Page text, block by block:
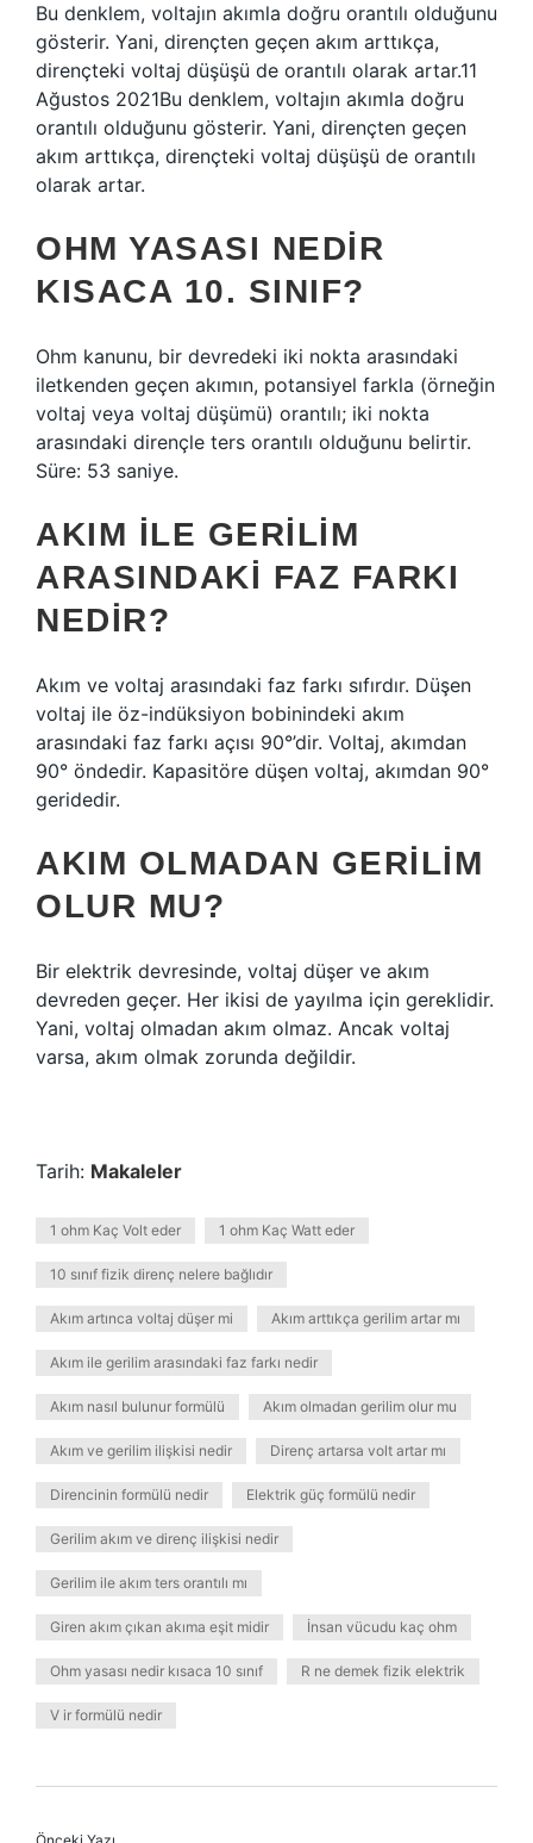
Bu denklem, voltajın akımla doğru orantılı olduğunu
gösterir. Yani, dirençten geçen akım arttıkça,
dirençteki voltaj düşüşü de orantılı olarak artar.11
Ağustos 2021Bu denklem, voltajın akımla doğru
orantılı olduğunu gösterir. Yani, dirençten geçen
akım arttıkça, dirençteki voltaj düşüşü de orantılı
olarak artar.
OHM YASASI NEDIR
KISACA 10. SINIF?
Ohm kanunu, bir devredeki iki nokta arasındaki
iletkenden geçen akımın, potansiyel farkla (örneğin
voltaj veya voltaj düşümü) orantılı; iki nokta
arasındaki dirençle ters orantılı olduğunu belirtir.
Süre: 53 saniye.
AKIM ILE GERILIM
ARASINDAKI FAZ FARKI
NEDIR?
Akım ve voltaj arasındaki faz farkı sıfırdır. Düşen
voltaj ile öz-indüksiyon bobinindeki akım
arasındaki faz farkı açısı 90°’dir. Voltaj, akımdan
90° öndedir. Kapasitöre düşen voltaj, akımdan 90°
geridedir.
AKIM OLMADAN GERILIM
OLUR MU?
Bir elektrik devresinde, voltaj düşer ve akım
devreden geçer. Her ikisi de yayılma için gereklidir.
Yani, voltaj olmadan akım olmaz. Ancak voltaj
varsa, akım olmak zorunda değildir.
Tarih: Makaleler
1 ohm Kaç Volt eder 1 ohm Kaç Watt eder
10 sınıf fizik direnç nelere bağlıdır
Akım artınca voltaj düşer mi Akım arttıkça gerilim artar mı
Akım ile gerilim arasındaki faz farkı nedir
Akım nasıl bulunur formülü Akım olmadan gerilim olur mu
Akım ve gerilim ilişkisi nedir Direnç artarsa volt artar mı
Direncinin formülü nedir Elektrik güç formülü nedir
Gerilim akım ve direnç ilişkisi nedir
Gerilim ile akım ters orantılı mı
Giren akım çıkan akıma eşit midir İnsan vücudu kaç ohm
Ohm yasası nedir kısaca 10 sınıf R ne demek fizik elektrik
V ir formülü nedir